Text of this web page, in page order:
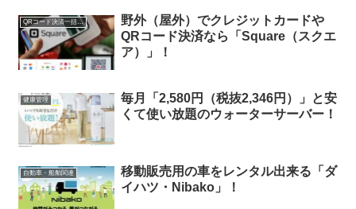
QRコード決済一括導入
野外（屋外）でクレジットカードや
QRコード決済なら「Square（スクエ
ア）」！
健康管理
毎月「2,580円（税抜2,346円）」と安
くて使い放題のウォーターサーバー！
自動車・船舶関連
移動販売用の車をレンタル出来る「ダ
イハツ・Nibako」！